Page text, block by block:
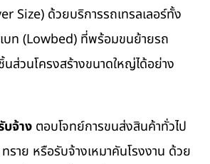
Size) ด้วยบริการรถเทรลเลอร์ทั้ง
บท (Lowbed) ที่พร้อมขนย้ายรถ
ส่วนโครงสร้างขนาดใหญ่ได้อย่าง
บจ้าง ตอบโจทย์การขนส่งสินค้าทั่วไป
าย หรือรับจ้างเหมาคันโรงงาน ด้วย